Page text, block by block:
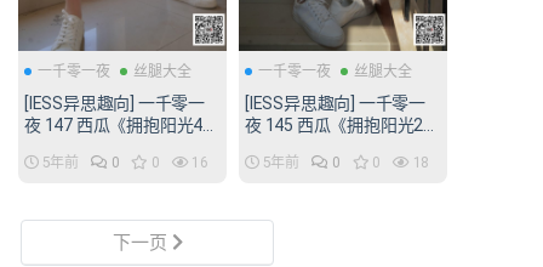
一千零一夜 丝腿大全
[IESS异思趣向] 一千零一
夜 147 西瓜《拥抱阳光4》
5年前 0 0 16
一千零一夜 丝腿大全
[IESS异思趣向] 一千零一
夜 145 西瓜《拥抱阳光2》
5年前 0 0 18
下一页